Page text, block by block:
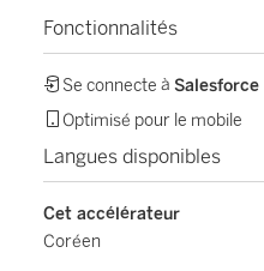
Fonctionnalités
Se connecte à Salesforce
Optimisé pour le mobile
Langues disponibles
Cet accélérateur
Coréen